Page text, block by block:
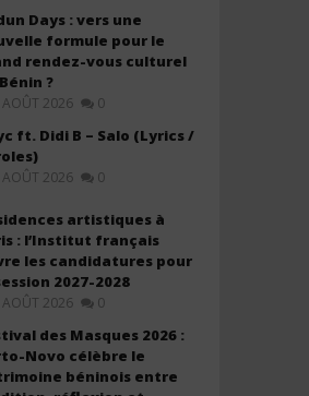
- Yaya
Olivier Cheuwa ft. Claudy
Ne Laisse Personne
2025
Stone
Days : vers une
formule pour le
rendez-vous culturel
?
AOÛT 2026 0
ft. Didi B – Salo (Lyrics /
AOÛT 2026 0
artistiques à
: l’Institut français
les candidatures pour
2027-2028
AOÛT 2026 0
des Masques 2026 :
Novo célèbre le
béninois entre